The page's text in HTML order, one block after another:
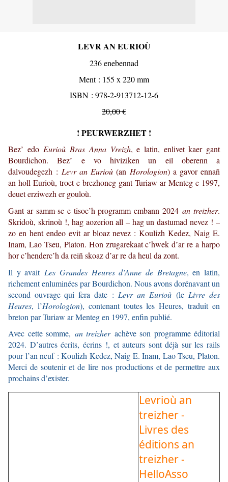
LEVR AN EURIOÙ
236 enebennad
Ment : 155 x 220 mm
ISBN : 978-2-913712-12-6
20,00 €
! PEURWERZHET !
Bez’ edo Eurioù Bras Anna Vreizh, e latin, enlivet kaer gant
Bourdichon. Bez’ e vo hiviziken un eil oberenn a
dalvoudegezh : Levr an Eurioù(an Horologion) a gavor ennañ
an holl Eurioù, troet e brezhoneg gant Turiaw ar Menteg e 1997,
deuet erziwezh er gouloù.
Gant ar samm-se e tisoc’h programm embann 2024 an treizher.
Skridoù, skrinoù !, hag aozerion all – hag un dastumad nevez ! –
zo en hent endeo evit ar bloaz nevez : Koulizh Kedez, Naig E.
Inam, Lao Tseu, Platon. Hon zrugarekaat c’hwek d’ar re a harpo
hor c’henderc’h da reiñ skoaz d’ar re da heul da zont.
Il y avait Les Grandes Heures d’Anne de Bretagne, en latin,
richement enluminées par Bourdichon. Nous avons dorénavant un
second ouvrage qui fera date : Levr an Eurioù(le Livre des
Heures, l’Horologion), contenant toutes les Heures, traduit en
breton par Turiaw ar Menteg en 1997, enfin publié.
Avec cette somme, an treizher achève son programme éditorial
2024. D’autres écrits, écrins !, et auteurs sont déjà sur les rails
pour l’an neuf : Koulizh Kedez, Naig E. Inam, Lao Tseu, Platon.
Merci de soutenir et de lire nos productions et de permettre aux
prochains d’exister.
Levrioù an
treizher -
Livres des
éditions an
treizher -
HelloAsso